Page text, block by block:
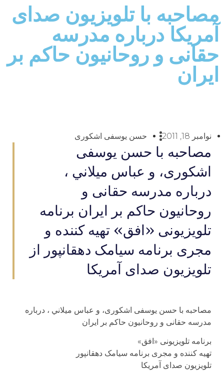
مصاحبه با تلویزیون صدای
آمریکا درباره مدرسه
حقانی و روحانيون حاکم بر
ايران
نوامبر 18, 2011 حسن یوسفی اشکوری
مصاحبه با حسن یوسفی
اشکوری، و عباس میلاني ،
درباره مدرسه حقانی و
روحانيون حاکم بر ايران برنامه
تلویزیونی «افق» تهیه کننده و
مجری برنامه سیامک دهقانپور از
تلویزیون صدای آمریکا
مصاحبه با حسن یوسفی اشکوری، و عباس میلاني ، درباره
مدرسه حقانی و روحانيون حاکم بر ايران
برنامه تلویزیونی «افق»
تهیه کننده و مجری برنامه سیامک دهقانپور
تلویزیون صدای آمریکا